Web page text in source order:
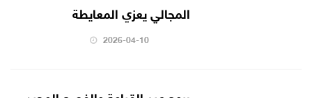
المجالي يعزي المعايطة
2026-04-10